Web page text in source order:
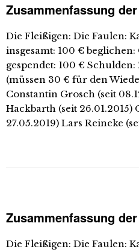
Zusammenfassung
Die Fleißigen: Die Faulen:
insgesamt: 100 €
gespendet: 100 €
(müssen 30 € für den
Constantin Grosch (seit
Hackbarth (seit
27.05.2019) Lars Reineke
Zusammenfassung
Die Fleißigen: Die Faulen: